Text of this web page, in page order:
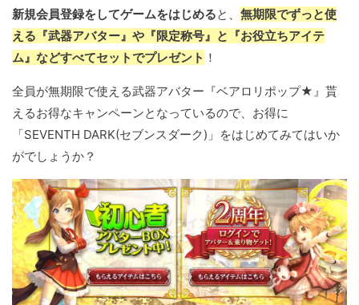
新規会員登録をしてゲームをはじめると、 無期限でずっと使
える『武器アバター』や『限定称号』と『お役立ちアイテ
ム』などすべてセットでプレゼント ！
全員が無期限で使える武器アバター『ベアロリポップ★』貰
えるお得なキャンペーンとなっているので、お得に
「SEVENTH DARK(セブンスダーク)」をはじめてみてはいか
がでしょうか？